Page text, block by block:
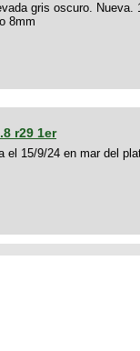
gris oscuro. Nueva.
8mm
r29 1er
el 15/9/24 en mar del